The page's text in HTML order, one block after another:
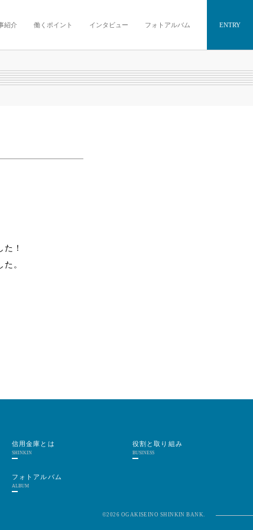
紹介 働くポイント インタビュー フォトアルバム ENTRY
！
。
信用金庫とは
SHINKIN
役割と取り組み
BUSINESS
フォトアルバム
ALBUM
©2026 OGAKISEINO SHINKIN BANK.